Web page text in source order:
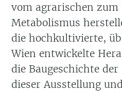
vom agrarischen
Metabolismus
die hochkultivierte,
Wien entwickelte
die Baugeschichte
dieser Ausstellung